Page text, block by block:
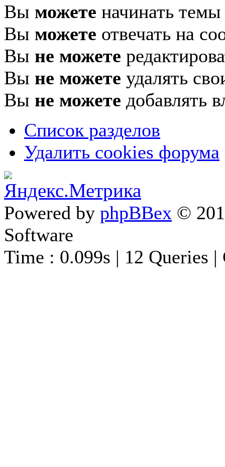
Вы можете начинать темы
Вы можете отвечать на
Вы не можете
Вы не можете удалять
Вы не можете добавлять
Список разделов
Удалить cookies форума
Powered by phpBBex ©
Software
Time : 0.099s | 12 Queries